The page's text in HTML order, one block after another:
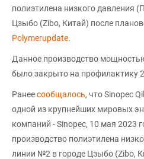
полиэтилена низкого давления
Цзыбо (Zibo, Китай) после
Polymerupdatе.
Данное производство
было закрыто на профилактику
Ранеесообщалось, что Sinopec
одной из крупнейших мировых
компаний - Sinopec, 10 мая 2023
производство полиэтилена
линии №2 в городе Цзыбо (Zibo,